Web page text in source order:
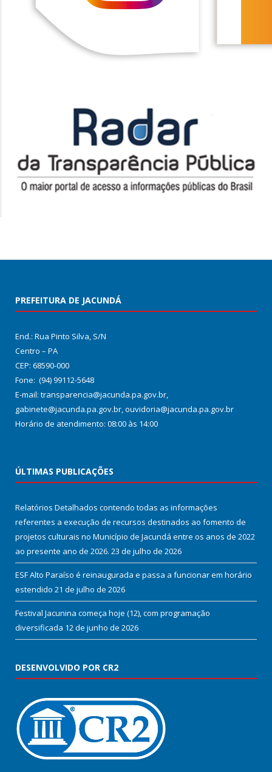
PREFEITURA DE JACUNDÁ
End.: Rua Pinto Silva, S/N
Centro – PA
CEP: 68590-000
Fone: (94) 99112-5648
E-mail: transparencia@jacunda.pa.gov.br,
gabinete@jacunda.pa.gov.br, ouvidoria@jacunda.pa.gov.br
Horário de atendimento: 08:00 às 14:00
ÚLTIMAS PUBLICAÇÕES
Relatórios Detalhados contendo todas as informações
referentes a execução de recursos destinados ao fomento de
projetos culturais no Município de Jacundá entre os anos de 2022
ao presente ano de 2026. 23 de julho de 2026
ESF Alto Paraíso é reinaugurada e passa a funcionar em horário
estendido 21 de julho de 2026
Festival Jacunina começa hoje (12), com programação
diversificada 12 de junho de 2026
DESENVOLVIDO POR CR2